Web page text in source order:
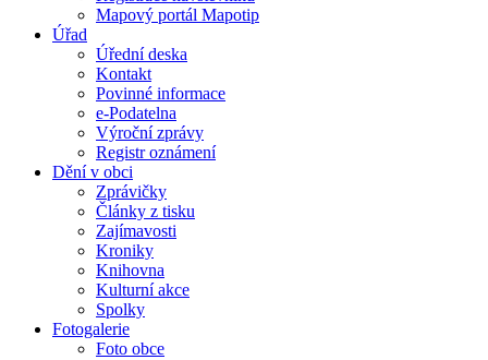
Mapový portál Mapotip
Úřad
Úřední deska
Kontakt
Povinné informace
e-Podatelna
Výroční zprávy
Registr oznámení
Dění v obci
Zprávičky
Články z tisku
Zajímavosti
Kroniky
Knihovna
Kulturní akce
Spolky
Fotogalerie
Foto obce